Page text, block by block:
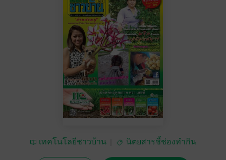
เทคโนโลยีชาวบ้าน นิตยสารชี้ช่องทำกิน